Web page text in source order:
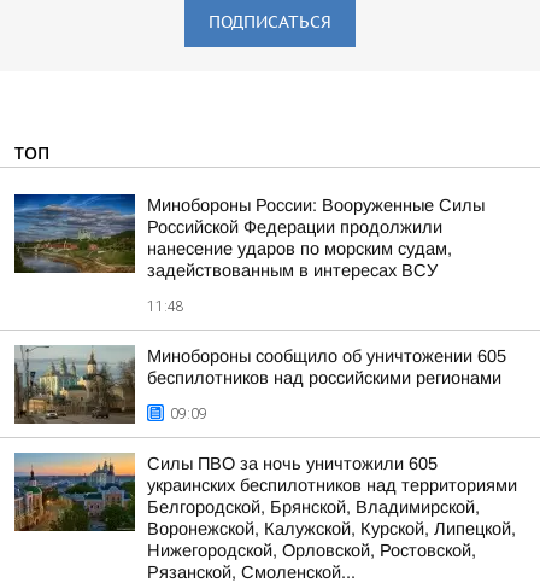
ПОДПИСАТЬСЯ
ТОП
Минобороны России: Вооруженные Силы
Российской Федерации продолжили
нанесение ударов по морским судам,
задействованным в интересах ВСУ
11:48
Минобороны сообщило об уничтожении 605
беспилотников над российскими регионами
09:09
Силы ПВО за ночь уничтожили 605
украинских беспилотников над территориями
Белгородской, Брянской, Владимирской,
Воронежской, Калужской, Курской, Липецкой,
Нижегородской, Орловской, Ростовской,
Рязанской, Смоленской...